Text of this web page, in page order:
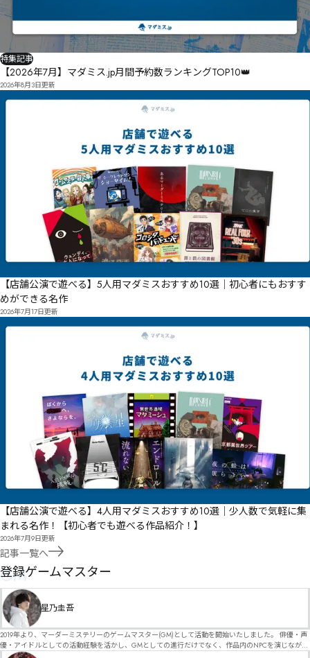
特集記事
【2026年7月】マダミス.jp月間予約数ランキングTOP10👑
2026年8月3日更新
【店舗公演で遊べる】5人用マダミスおすすめ10選｜初心者にもおすす
めができる名作
2026年7月17日更新
【店舗公演で遊べる】4人用マダミスおすすめ10選｜少人数で気軽に集
まれる名作！【初心者でも遊べる作品紹介！】
2026年7月9日更新
記事一覧へ
GM
登録ゲームマスター
星乃圭吾
2019年より、マーダーミステリーのゲームマスター(GM)として活動を開始いたしました。 俳優・声
優・アイドルとしての活動経験を活かし、GMとしての進行だけでなく、作品内のNPCを演じなが
ら、お客様に物語の世界へ入り込んでいただくような演出・サービスを得意としています。 自分自